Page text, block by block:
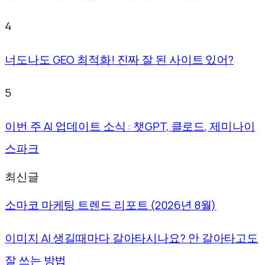
4
너도나도 GEO 최적화! 진짜 잘 된 사이트 있어?
5
이번 주 AI 업데이트 소식 : 챗GPT, 클로드, 제미나이
스파크
최신글
소마코 마케팅 트렌드 리포트 (2026년 8월)
이미지 AI 생길때마다 갈아타시나요? 안 갈아타고도
잘 쓰는 방법